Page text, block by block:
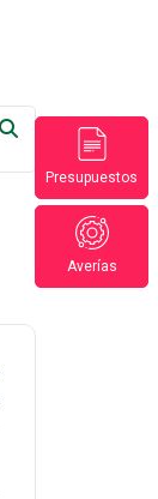
Presupuestos
Averías